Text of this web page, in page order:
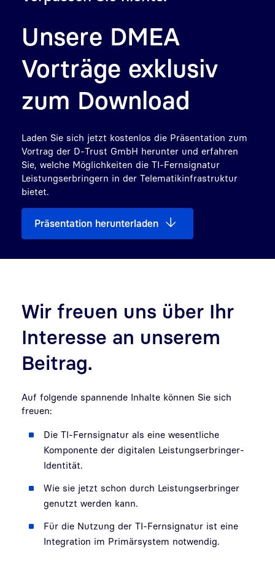
Unsere DMEA
Vorträge exklusiv
zum Download
Laden Sie sich jetzt kostenlos die Präsentation zum
Vortrag der D-Trust GmbH herunter und erfahren
Sie, welche Möglichkeiten die TI-Fernsignatur
Leistungserbringern in der Telematikinfrastruktur
bietet.
Präsentation herunterladen
Wir freuen uns über Ihr
Interesse an unserem
Beitrag.
Auf folgende spannende Inhalte können Sie sich
freuen:
Die TI-Fernsignatur als eine wesentliche
Komponente der digitalen Leistungserbringer-
Identität.
Wie sie jetzt schon durch Leistungserbringer
genutzt werden kann.
Für die Nutzung der TI-Fernsignatur ist eine
Integration im Primärsystem notwendig.